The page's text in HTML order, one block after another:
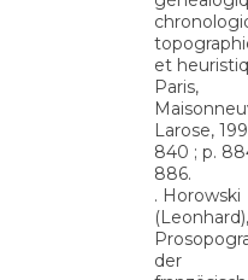
et
Paris,
Larose,
840 ; p.
886.
. Horowski
(Leonhard),
der